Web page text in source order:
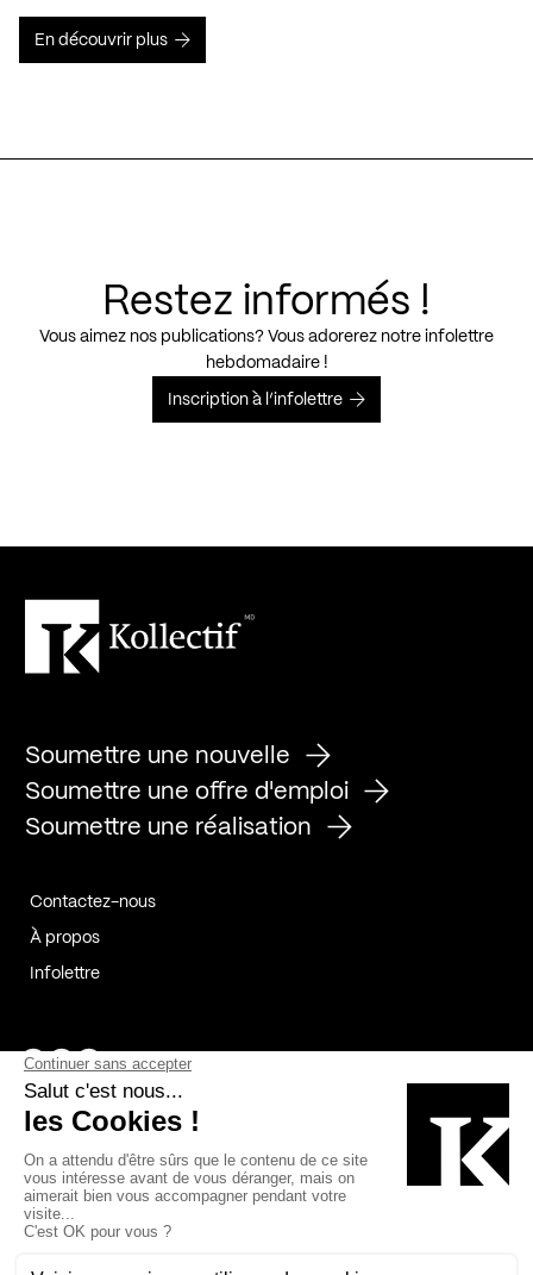
En découvrir plus
Restez informés !
Vous aimez nos publications? Vous adorerez notre infolettre
hebdomadaire !
Inscription à l’infolettre
Soumettre une nouvelle
Soumettre une offre d'emploi
Soumettre une réalisation
Contactez-nous
À propos
Infolettre
Page Facebook de Kollectif
Page Instagram de Kollectif
Page Linkedin de Kollectif
Bâtiment-Durable-Québec-1
Esquisses-1